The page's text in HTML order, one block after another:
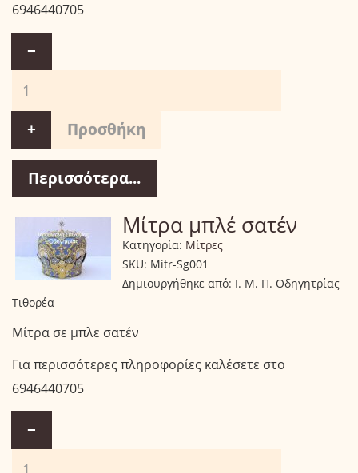
6946440705
−
+
Περισσότερα...
Μίτρα μπλέ σατέν
Κατηγορία: Μίτρες
SKU: Mitr-Sg001
Δημιουργήθηκε από: Ι. Μ. Π. Οδηγητρίας
Τιθορέα
Μίτρα σε μπλε σατέν
Για περισσότερες πληροφορίες καλέσετε στο
6946440705
−